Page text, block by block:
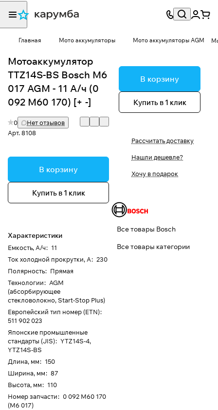
Главная Мото аккумуляторы Мото аккумуляторы AGM
Мотоаккумулятор
TTZ14S-BS Bosch M6
017 AGM - 11 А/ч (0
092 M60 170) [+ -]
0
Нет отзывов
Арт.8108
В корзину
Купить в 1 клик
Характеристики
Емкость, А/ч: 11
Ток холодной прокрутки, А: 230
Полярность: Прямая
Технологии: AGM
(абсорбирующее
стекловолокно, Start-Stop Plus)
Европейский тип номер (ETN):
511 902 023
Японские промышленные
стандарты (JIS): YTZ14S-4,
YTZ14S-BS
Длина, мм: 150
Ширина, мм: 87
Высота, мм: 110
Номер запчасти: 0 092 M60 170
(M6 017)
В корзину
Купить в 1 клик
Рассчитать доставку
Нашли дешевле?
Хочу в подарок
Все товары Bosch
Все товары категории